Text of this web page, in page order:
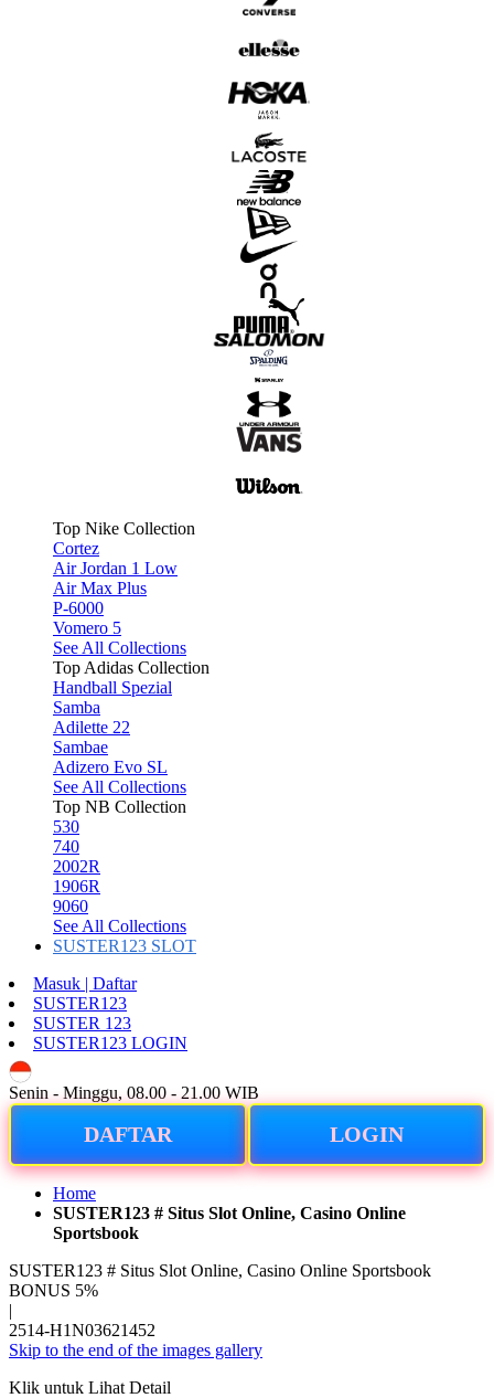
Top Nike Collection
Cortez
Air Jordan 1 Low
Air Max Plus
P-6000
Vomero 5
See All Collections
Top Adidas Collection
Handball Spezial
Samba
Adilette 22
Sambae
Adizero Evo SL
See All Collections
Top NB Collection
530
740
2002R
1906R
9060
See All Collections
SUSTER123 SLOT
Masuk | Daftar
SUSTER123
SUSTER 123
SUSTER123 LOGIN
Senin - Minggu, 08.00 - 21.00 WIB
DAFTAR LOGIN
Home
SUSTER123 # Situs Slot Online, Casino Online
Sportsbook
SUSTER123 # Situs Slot Online, Casino Online Sportsbook
BONUS 5%
|
2514-H1N03621452
Skip to the end of the images gallery
Klik untuk Lihat Detail